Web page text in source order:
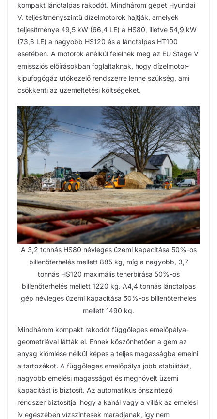
kompakt lánctalpas rakodót. Mindhárom gépet Hyundai
V. teljesítményszintű dízelmotorok hajtják, amelyek
teljesítménye 49,5 kW (66,4 LE) a HS80, illetve 54,9 kW
(73,6 LE) a nagyobb HS120 és a lánctalpas HT100
esetében. A motorok anélkül felelnek meg az EU Stage V
emissziós előírásokban foglaltaknak, hogy dízelmotor-
kipufogógáz utókezelő rendszerre lenne szükség, ami
csökkenti az üzemeltetési költségeket.
A 3,2 tonnás HS80 névleges üzemi kapacitása 50%-os
billenőterhelés mellett 885 kg, míg a nagyobb, 3,7
tonnás HS120 maximális teherbírása 50%-os
billenőterhelés mellett 1220 kg. A4,4 tonnás lánctalpas
gép névleges üzemi kapacitása 50%-os billenőterhelés
mellett 1490 kg.
Mindhárom kompakt rakodót függőleges emelőpálya-
geometriával látták el. Ennek köszönhetően a gém az
anyag kiömlése nélkül képes a teljes magasságba emelni
a tartozékot. A függőleges emelőpálya jobb stabilitást,
nagyobb emelési magasságot és megnövelt üzemi
kapacitást is biztosít. Az automatikus önszintező
rendszer biztosítja, hogy a kanál vagy a villák az emelési
ív egészében vízszintesek maradjanak, így nem